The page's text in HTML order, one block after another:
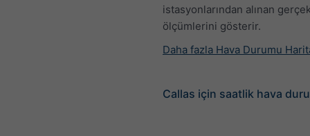
istasyonlarından alınan
ölçümlerini gösterir.
Daha fazla Hava Durumu
Callas için saatlik hava